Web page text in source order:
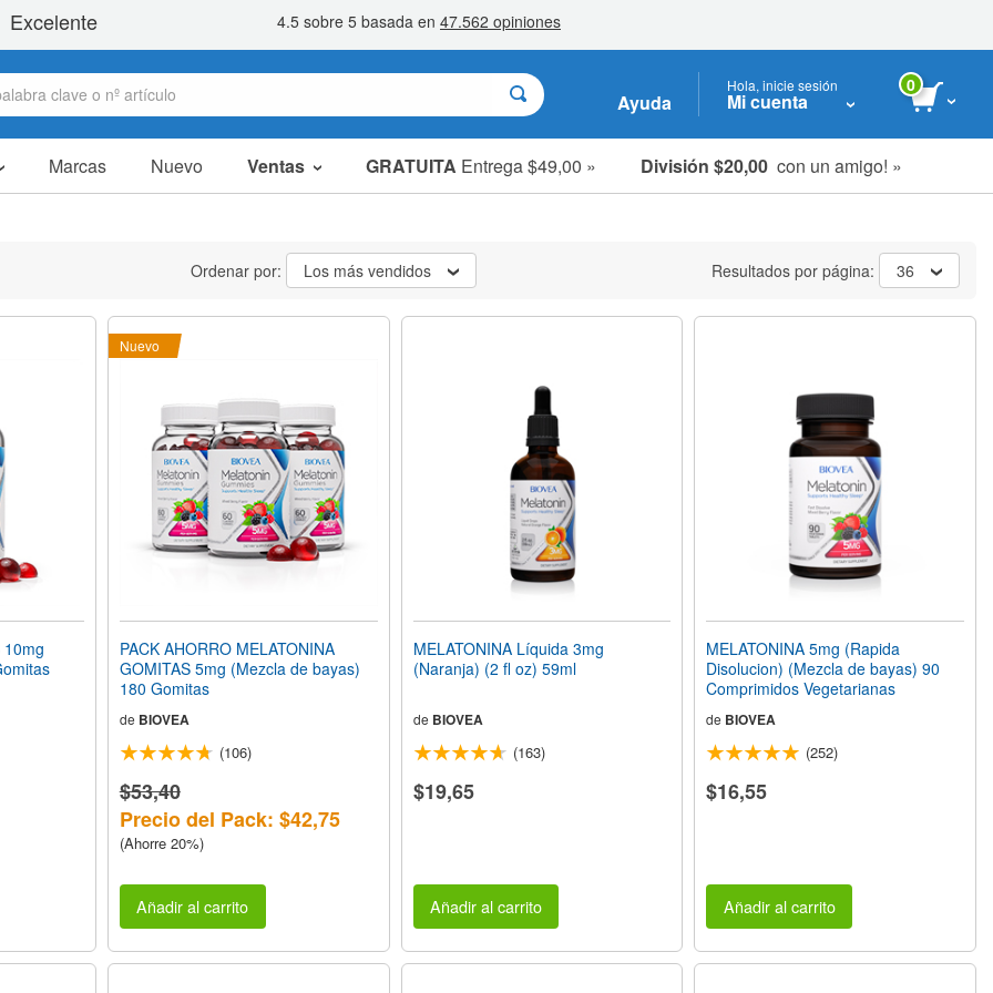
Ayuda
Hola, inicie sesión
Mi cuenta
0
Marcas Nuevo Ventas GRATUITA Entrega $49,00 » División $20,00 con un amigo! »
artículos en oferta
liquidaciones
Ordenar por: Los más vendidos Resultados por página: 36
10mg
Nuevo
PACK AHORRO MELATONINA
GOMITAS 5mg (Mezcla de bayas)
180 Gomitas
de BIOVEA
(106)
$53,40
Precio del Pack: $42,75
(Ahorre 20%)
Añadir al carrito
MELATONINA Líquida 3mg
(Naranja) (2 fl oz) 59ml
de BIOVEA
(163)
$19,65
Añadir al carrito
MELATONINA 5mg (Rapida
Disolucion) (Mezcla de bayas) 90
Comprimidos Vegetarianas
de BIOVEA
(252)
$16,55
Añadir al carrito